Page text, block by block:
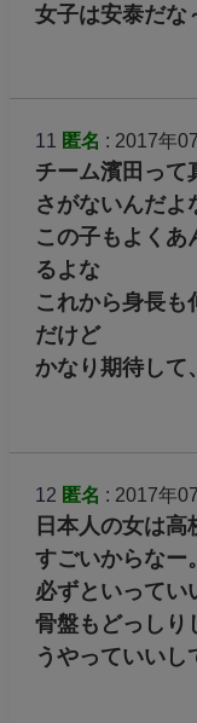
女子は安泰だ
11 匿名 : 2017年
チーム濱田って
さがないんだよ
この子もよくあ
るよな
これから身長も
だけど
かなり期待して
12 匿名 : 2017年
日本人の女は
すごいからなー。
必ずといってい
骨盤もどっしり
うやっていいし